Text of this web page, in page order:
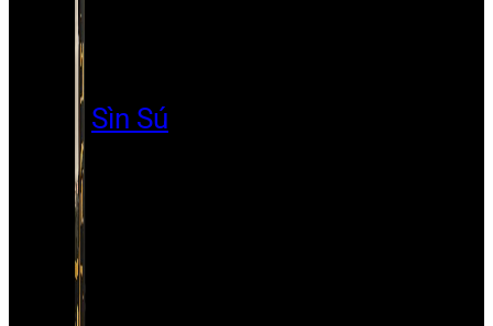
Sìn Sú